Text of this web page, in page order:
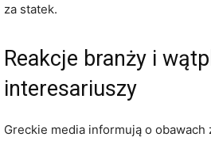
za statek.
Reakcje branży i
interesariuszy
Greckie media informują o obawach